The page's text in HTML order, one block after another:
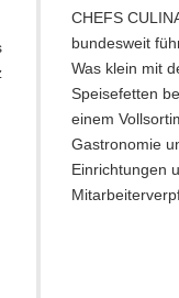
CHEFS
bundesweit
Was klein mit
Speisefetten
einem
Gastronomie
Einrichtungen